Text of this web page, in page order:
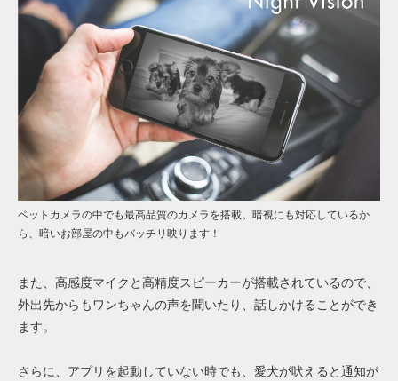
ペットカメラの中でも最高品質のカメラを搭載。暗視にも対応しているか
ら、暗いお部屋の中もバッチリ映ります！
また、高感度マイクと高精度スピーカーが搭載されているので、
外出先からもワンちゃんの声を聞いたり、話しかけることができ
ます。
さらに、アプリを起動していない時でも、愛犬が吠えると通知が